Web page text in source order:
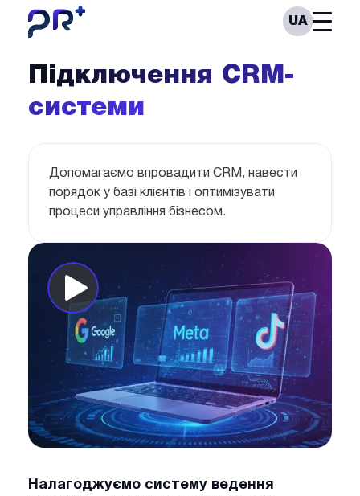
PrPlus
UA Open
Menu
Підключення CRM-
системи
Допомагаємо впровадити CRM, навести
порядок у базі клієнтів і оптимізувати
процеси управління бізнесом.
Відкрити
новому
Налагоджуємо систему ведення